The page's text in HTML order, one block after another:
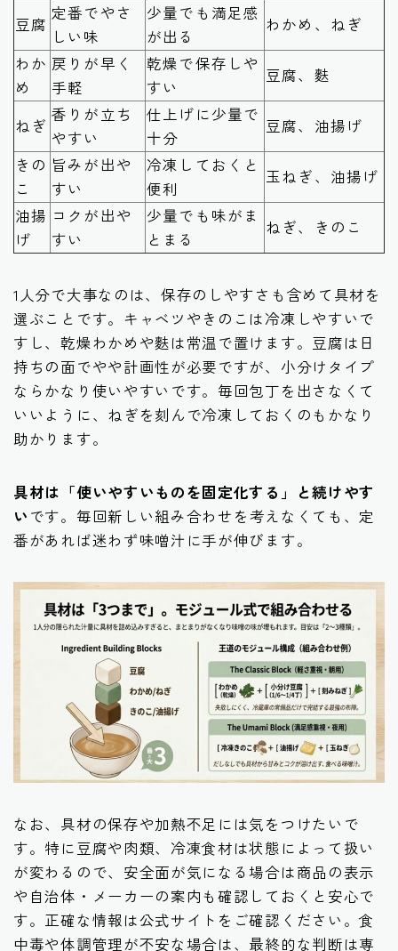
豆腐
定番でやさ
しい味
少量でも満足感
が出る
わかめ、ねぎ
わか
め
戻りが早く
手軽
乾燥で保存しや
すい
豆腐、麩
ねぎ
香りが立ち
やすい
仕上げに少量で
十分
豆腐、油揚げ
きの
こ
旨みが出や
すい
冷凍しておくと
便利
玉ねぎ、油揚げ
油揚
げ
コクが出や
すい
少量でも味がま
とまる
ねぎ、きのこ
1人分で大事なのは、保存のしやすさも含めて具材を
選ぶことです。キャベツやきのこは冷凍しやすいで
すし、乾燥わかめや麩は常温で置けます。豆腐は日
持ちの面でやや計画性が必要ですが、小分けタイプ
ならかなり使いやすいです。毎回包丁を出さなくて
いいように、ねぎを刻んで冷凍しておくのもかなり
助かります。
具材は「使いやすいものを固定化する」と続けやす
い です。毎回新しい組み合わせを考えなくても、定
番があれば迷わず味噌汁に手が伸びます。
なお、具材の保存や加熱不足には気をつけたいで
す。特に豆腐や肉類、冷凍食材は状態によって扱い
が変わるので、安全面が気になる場合は商品の表示
や自治体・メーカーの案内も確認しておくと安心で
す。正確な情報は公式サイトをご確認ください。食
中毒や体調管理が不安な場合は、最終的な判断は専